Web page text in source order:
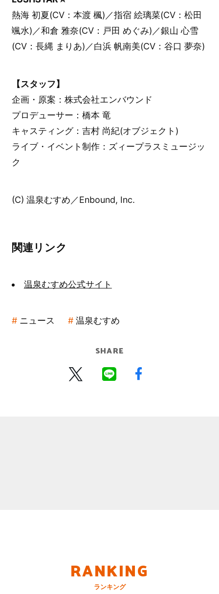
熱海 初夏(CV：本渡 楓)／指宿 絵璃菜(CV：松田
颯水)／和倉 雅奈(CV：戸田 めぐみ)／銀山 心雪
(CV：長縄 まりあ)／白浜 帆南美(CV：谷口 夢奈)
【スタッフ】
企画・原案：株式会社エンバウンド
プロデューサー：橋本 竜
キャスティング：吉村 尚紀(オブジェクト)
ライブ・イベント制作：ズィープラスミュージッ
ク
(C) 温泉むすめ／Enbound, Inc.
関連リンク
温泉むすめ公式サイト
ニュース 温泉むすめ
SHARE
RANKING
ランキング